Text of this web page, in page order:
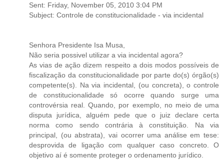
Sent: Friday, November 05, 2010 3:04 PM
Subject: Controle de constitucionalidade - via incidental
Senhora Presidente Isa Musa,
Não seria possivel utilizar a via incidental agora?
As vias de ação dizem respeito a dois modos possíveis de
fiscalização da constitucionalidade por parte do(s) órgão(s)
competente(s). Na via incidental, (ou concreta), o controle
de constitucionalidade só ocorre quando surge uma
controvérsia real. Quando, por exemplo, no meio de uma
disputa jurídica, alguém pede que o juiz declare certa
norma como sendo contrária à constituição. Na via
principal, (ou abstrata), vai ocorrer uma análise em tese:
desprovida de ligação com qualquer caso concreto. O
objetivo aí é somente proteger o ordenamento jurídico.